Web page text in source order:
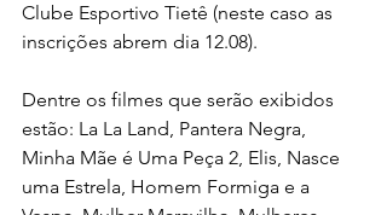
Clube Esportivo Tietê (neste caso as
inscrições abrem dia 12.08).
Dentre os filmes que serão exibidos
estão: La La Land, Pantera Negra,
Minha Mãe é Uma Peça 2, Elis, Nasce
uma Estrela, Homem Formiga e a